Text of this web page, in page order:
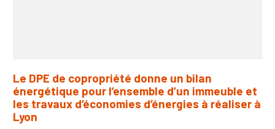
Le DPE de copropriété donne un bilan
énergétique pour l’ensemble d’un immeuble et
les travaux d’économies d’énergies à réaliser à
Lyon